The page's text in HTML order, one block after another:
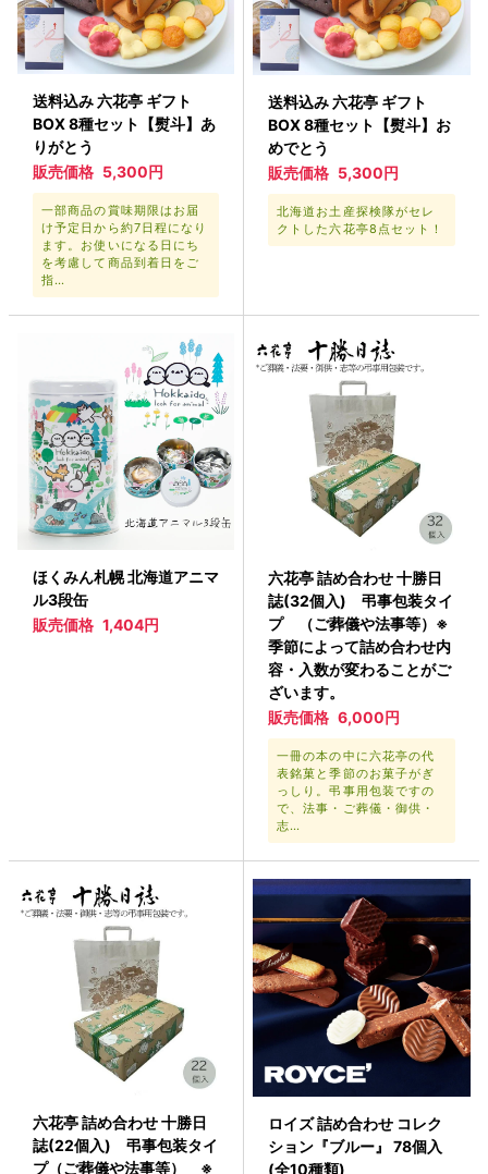
送料込み 六花亭 ギフト
BOX 8種セット【熨斗】あ
りがとう
販売価格 5,300円
一部商品の賞味期限はお届
け予定日から約7日程になり
ます。お使いになる日にち
を考慮して商品到着日をご
指…
送料込み 六花亭 ギフト
BOX 8種セット【熨斗】お
めでとう
販売価格 5,300円
北海道お土産探検隊がセレ
クトした六花亭8点セット！
ほくみん札幌 北海道アニマ
ル3段缶
販売価格 1,404円
六花亭 詰め合わせ 十勝日
誌(32個入) 弔事包装タイ
プ （ご葬儀や法事等）※
季節によって詰め合わせ内
容・入数が変わることがご
ざいます。
販売価格 6,000円
一冊の本の中に六花亭の代
表銘菓と季節のお菓子がぎ
っしり。弔事用包装ですの
で、法事・ご葬儀・御供・
志…
六花亭 詰め合わせ 十勝日
誌(22個入) 弔事包装タイ
プ（ご葬儀や法事等） ※
ロイズ 詰め合わせ コレク
ション『ブルー』 78個入
(全10種類)